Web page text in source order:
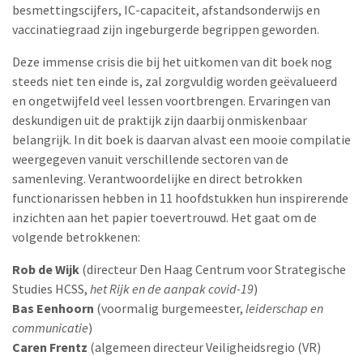
besmettingscijfers, IC-capaciteit, afstandsonderwijs en
vaccinatiegraad zijn ingeburgerde begrippen geworden.
Deze immense crisis die bij het uitkomen van dit boek nog
steeds niet ten einde is, zal zorgvuldig worden geëvalueerd
en ongetwijfeld veel lessen voortbrengen. Ervaringen van
deskundigen uit de praktijk zijn daarbij onmiskenbaar
belangrijk. In dit boek is daarvan alvast een mooie compilatie
weergegeven vanuit verschillende sectoren van de
samenleving. Verantwoordelijke en direct betrokken
functionarissen hebben in 11 hoofdstukken hun inspirerende
inzichten aan het papier toevertrouwd. Het gaat om de
volgende betrokkenen:
Rob de Wijk (directeur Den Haag Centrum voor Strategische
Studies HCSS, het Rijk en de aanpak covid-19)
Bas Eenhoorn (voormalig burgemeester, leiderschap en
communicatie)
Caren Frentz (algemeen directeur Veiligheidsregio (VR)